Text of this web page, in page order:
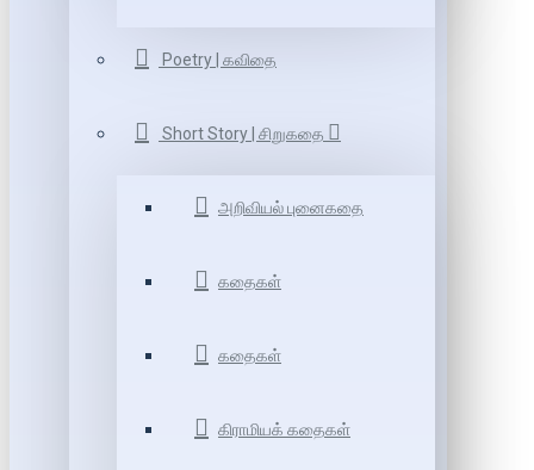
Poetry | கவிதை
Short Story | சிறுகதை
அறிவியல் புனைகதை
கதைகள்
கதைகள்
கிராமியக் கதைகள்